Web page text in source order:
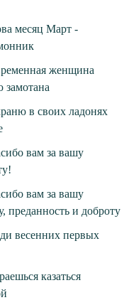
месяц Март -
женщина
замотана
в своих ладонях
вам за вашу
вам за вашу
преданность и доброту
весенних первых
казаться